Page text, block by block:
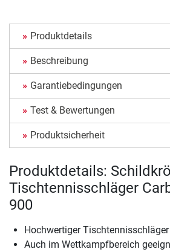
Produktdetails
Beschreibung
Garantiebedingungen
Test & Bewertungen
Produktsicherheit
Produktdetails:
Tischtennisschläger
900
Hochwertiger
Auch im Wettkampfbereich